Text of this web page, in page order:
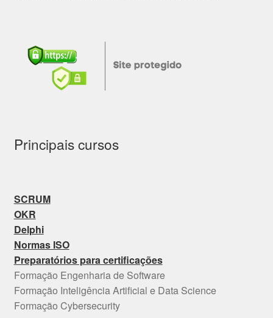
Principais cursos
SCRUM
OKR
Delphi
Normas ISO
Preparatórios para certificações
Formação Engenharia de Software
Formação Inteligência Artificial e Data Science
Formação Cybersecurity